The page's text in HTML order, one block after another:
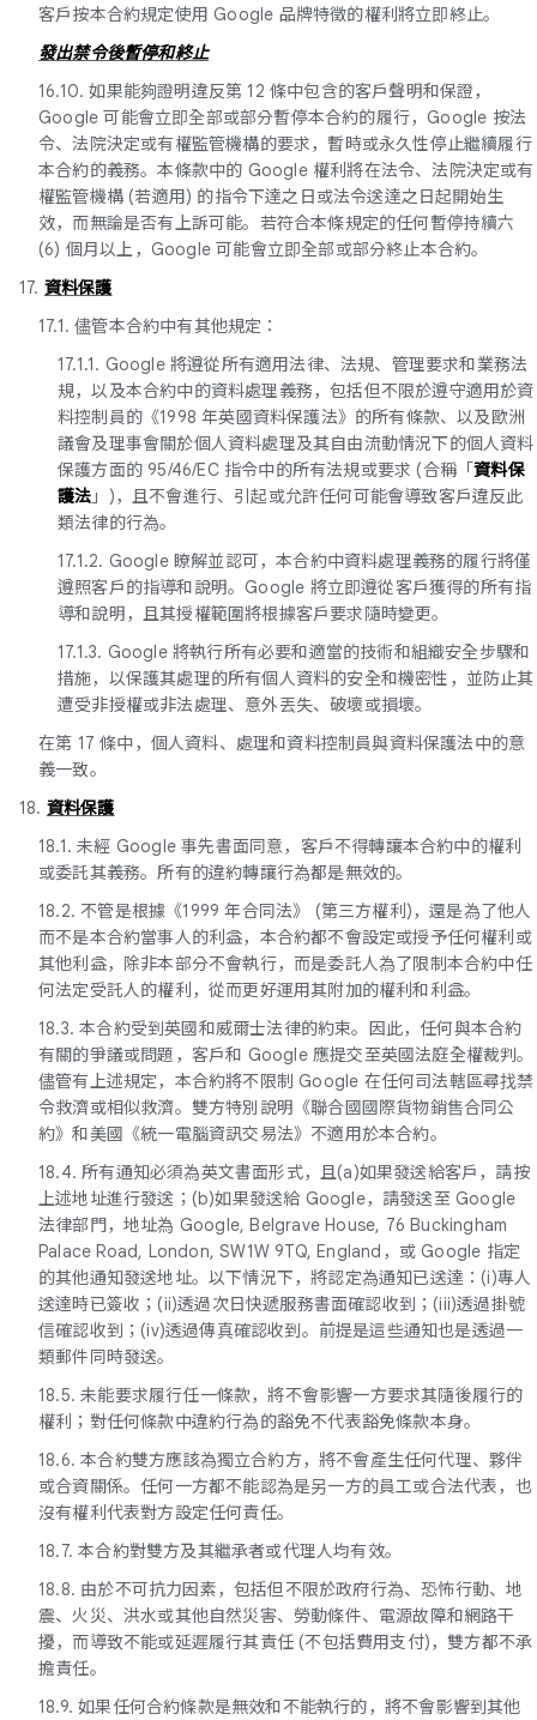
客戶按本合約規定使用 Google 品牌特徵的權利將立即終止。
發出禁令後暫停和終止
16.10. 如果能夠證明違反第 12 條中包含的客戶聲明和保證，
Google 可能會立即全部或部分暫停本合約的履行，Google 按法
令、法院決定或有權監管機構的要求，暫時或永久性停止繼續履行
本合約的義務。本條款中的 Google 權利將在法令、法院決定或有
權監管機構 (若適用) 的指令下達之日或法令送達之日起開始生
效，而無論是否有上訴可能。若符合本條規定的任何暫停持續六
(6) 個月以上，Google 可能會立即全部或部分終止本合約。
17. 資料保護
17.1. 儘管本合約中有其他規定：
17.1.1. Google 將遵從所有適用法律、法規、管理要求和業務法
規，以及本合約中的資料處理義務，包括但不限於遵守適用於資
料控制員的《1998 年英國資料保護法》的所有條款、以及歐洲
議會及理事會關於個人資料處理及其自由流動情況下的個人資料
保護方面的 95/46/EC 指令中的所有法規或要求 (合稱「資料保
護法 」)，且不會進行、引起或允許任何可能會導致客戶違反此
類法律的行為。
17.1.2. Google 瞭解並認可，本合約中資料處理義務的履行將僅
遵照客戶的指導和說明。Google 將立即遵從客戶獲得的所有指
導和說明，且其授權範圍將根據客戶要求隨時變更。
17.1.3. Google 將執行所有必要和適當的技術和組織安全步驟和
措施，以保護其處理的所有個人資料的安全和機密性，並防止其
遭受非授權或非法處理、意外丟失、破壞或損壞。
在第 17 條中，個人資料、處理和資料控制員與資料保護法中的意
義一致。
18. 資料保護
18.1. 未經 Google 事先書面同意，客戶不得轉讓本合約中的權利
或委託其義務。所有的違約轉讓行為都是無效的。
18.2. 不管是根據《1999 年合同法》 (第三方權利)，還是為了他人
而不是本合約當事人的利益，本合約都不會設定或授予任何權利或
其他利益，除非本部分不會執行，而是委託人為了限制本合約中任
何法定受託人的權利，從而更好運用其附加的權利和利益。
18.3. 本合約受到英國和威爾士法律的約束。因此，任何與本合約
有關的爭議或問題，客戶和 Google 應提交至英國法庭全權裁判。
儘管有上述規定，本合約將不限制 Google 在任何司法轄區尋找禁
令救濟或相似救濟。雙方特別說明《聯合國國際貨物銷售合同公
約》和美國《統一電腦資訊交易法》不適用於本合約。
18.4. 所有通知必須為英文書面形式，且(a)如果發送給客戶，請按
上述地址進行發送；(b)如果發送給 Google，請發送至 Google
法律部門，地址為 Google, Belgrave House, 76 Buckingham
Palace Road, London, SW1W 9TQ, England，或 Google 指定
的其他通知發送地址。以下情況下，將認定為通知已送達：(i)專人
送達時已簽收；(ii)透過次日快遞服務書面確認收到；(iii)透過掛號
信確認收到；(iv)透過傳真確認收到。前提是這些通知也是透過一
類郵件同時發送。
18.5. 未能要求履行任一條款，將不會影響一方要求其隨後履行的
權利；對任何條款中違約行為的豁免不代表豁免條款本身。
18.6. 本合約雙方應該為獨立合約方，將不會產生任何代理、夥伴
或合資關係。任何一方都不能認為是另一方的員工或合法代表，也
沒有權利代表對方設定任何責任。
18.7. 本合約對雙方及其繼承者或代理人均有效。
18.8. 由於不可抗力因素，包括但不限於政府行為、恐怖行動、地
震、火災、洪水或其他自然災害、勞動條件、電源故障和網路干
擾，而導致不能或延遲履行其責任 (不包括費用支付)，雙方都不承
擔責任。
18.9. 如果任何合約條款是無效和不能執行的，將不會影響到其他